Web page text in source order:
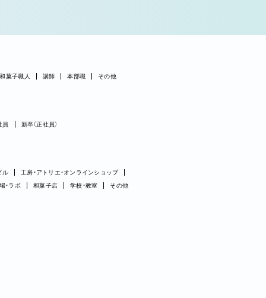
和菓子職人 講師 本部職 その他
員 新卒（正社員）
ル
工房・アトリエ・オンラインショップ
・ラボ 和菓子店 学校・教室 その他